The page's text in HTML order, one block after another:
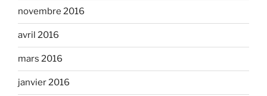
novembre 2016
avril 2016
mars 2016
janvier 2016